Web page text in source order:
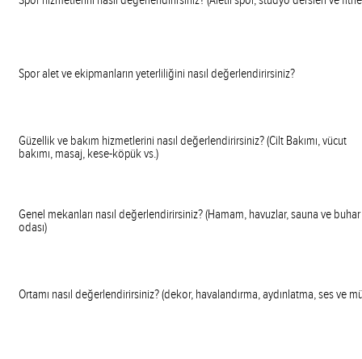
Spor alet ve ekipmanların yeterliliğini nasıl değerlendirirsiniz?
Güzellik ve bakım hizmetlerini nasıl değerlendirirsiniz? (Cilt Bakımı, vücut
bakımı, masaj, kese-köpük vs.)
Genel mekanları nasıl değerlendirirsiniz? (Hamam, havuzlar, sauna ve buhar
odası)
Ortamı nasıl değerlendirirsiniz? (dekor, havalandırma, aydınlatma, ses ve